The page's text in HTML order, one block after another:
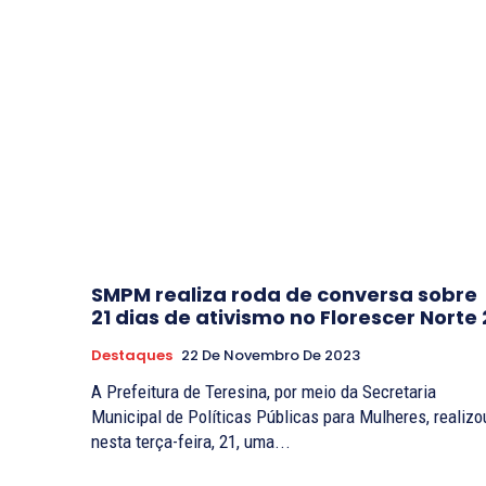
SMPM realiza roda de conversa sobre
21 dias de ativismo no Florescer Norte
Destaques 22 De Novembro De 2023
A Prefeitura de Teresina, por meio da Secretaria
Municipal de Políticas Públicas para Mulheres,
nesta terça-feira, 21, uma...